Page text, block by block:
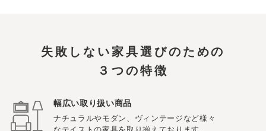
失敗しない家具選びのための
３つの特徴
幅広い取り扱い商品
ナチュラルやモダン、ヴィンテージなど様々